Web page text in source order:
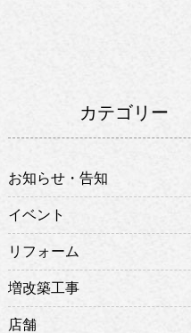
カテゴリー
お知らせ・告知
イベント
リフォーム
増改築工事
店舗